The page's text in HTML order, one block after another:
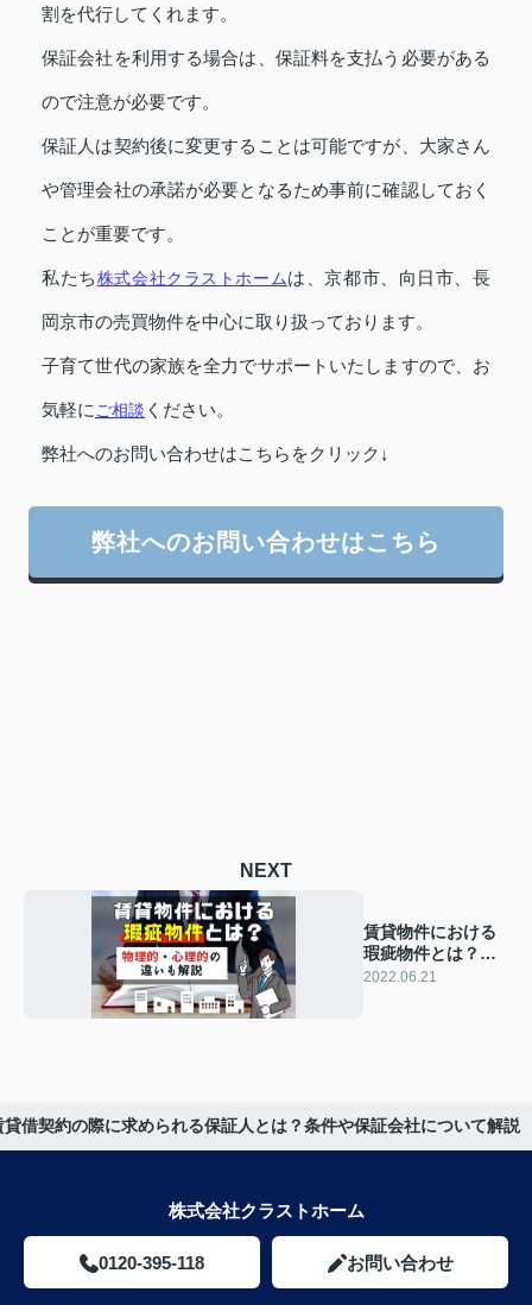
割を代行してくれます。
保証会社を利用する場合は、保証料を支払う必要がある
ので注意が必要です。
保証人は契約後に変更することは可能ですが、大家さん
や管理会社の承諾が必要となるため事前に確認しておく
ことが重要です。
私たち株式会社クラストホームは、京都市、向日市、長
岡京市の売買物件を中心に取り扱っております。
子育て世代の家族を全力でサポートいたしますので、お
気軽にご相談 ください。
弊社へのお問い合わせはこちらをクリック↓
弊社へのお問い合わせはこちら
NEXT
賃貸物件における
瑕疵物件とは？物
理的・心理的の違
2022.06.21
貸借契約の際に求められる保証人とは？条件や保証会社について解説
株式会社クラストホーム
0120-395-118 お問い合わせ